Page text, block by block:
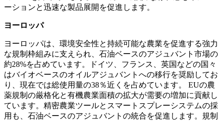
ーションと迅速な製品展開を促進します。
ヨーロッパ
ヨーロッパは、環境安全性と持続可能な農業を促進する強力
な規制枠組みに支えられ、石油ベースのアジュバント市場の
約28%を占めています。ドイツ、フランス、英国などの国々
はバイオベースのオイルアジュバントへの移行を奨励してお
り、現在では総使用量の38％近くを占めています。 EUの農
薬規制の厳格化と有機農業面積の拡大が需要の増加に貢献し
ています。精密農業ツールとスマートスプレーシステムの採
用も、石油ベースのアジュバントの統合を促進します。規制